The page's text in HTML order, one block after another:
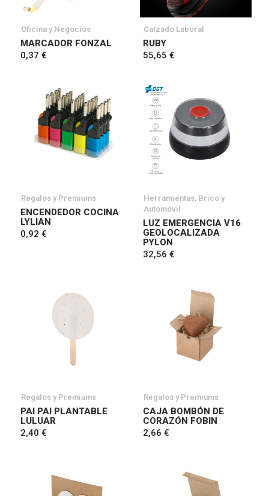
Oficina y Negocios
MARCADOR FONZAL
0,37 €
Calzado Laboral
RUBY
55,65 €
Regalos y Premiums
ENCENDEDOR COCINA
LYLIAN
0,92 €
Herramientas, Brico y
Automóvil
LUZ EMERGENCIA V16
GEOLOCALIZADA
PYLON
32,56 €
Regalos y Premiums
PAI PAI PLANTABLE
LULUAR
2,40 €
Regalos y Premiums
CAJA BOMBÓN DE
CORAZÓN FOBIN
2,66 €